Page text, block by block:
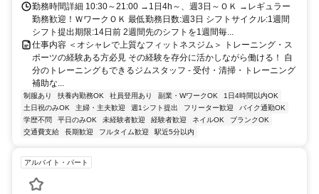
勤務時間詳細 10:30～21:00 →1日4h～、週3日～ＯＫ →レギュラー
勤務歓迎！ＷワークＯＫ 最低勤務日数:週3日 シフトサイクル:1週間
シフト提出期限:14日前 2週間先のシフトを1週間毎...
仕事内容 ＜オシャレで上質なフィットネスジム＞ トレーニング・ス
ポーツの経験ある方必見 その経験を存分に活かしながら働ける！ 自
分のトレーニングもできるジムスタッフ - 受付・清掃・トレーニング
補助な...
制服あり 扶養内勤務OK 社員登用あり 副業・WワークOK
1日4時間以内OK
土日祝のみOK
主婦・主夫歓迎 週1シフト提出 フリーター歓迎
バイク通勤OK
学歴不問
平日のみOK 未経験者歓迎 経験者歓迎 ネイルOK
ブランクOK
交通費支給
長期歓迎 フルタイム歓迎 駅近5分以内
アルバイト・パート